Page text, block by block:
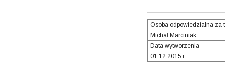
Osoba odpowiedzialna za
Michał Marciniak
Data wytworzenia
01.12.2015 r.